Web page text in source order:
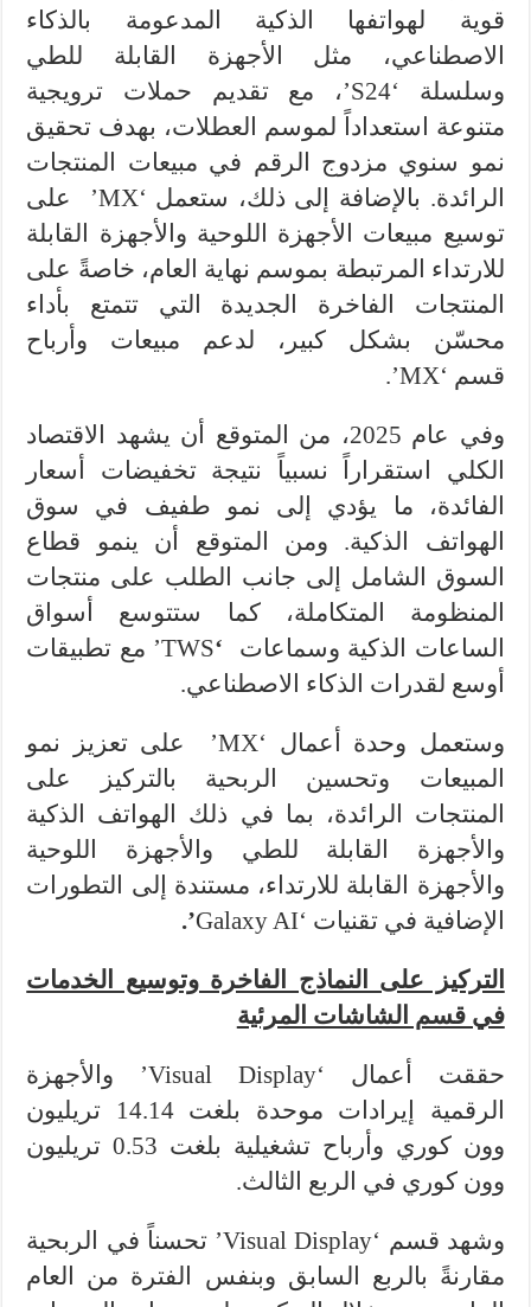
قوية لهواتفها الذكية المدعومة بالذكاء
الاصطناعي، مثل الأجهزة القابلة للطي
وسلسلة ‘S24’، مع تقديم حملات ترويجية
متنوعة استعداداً لموسم العطلات، بهدف تحقيق
نمو سنوي مزدوج الرقم في مبيعات المنتجات
الرائدة. بالإضافة إلى ذلك، ستعمل ‘MX’ على
توسيع مبيعات الأجهزة اللوحية والأجهزة القابلة
للارتداء المرتبطة بموسم نهاية العام، خاصةً على
المنتجات الفاخرة الجديدة التي تتمتع بأداء
محسّن بشكل كبير، لدعم مبيعات وأرباح
قسم ‘MX’.
وفي عام 2025، من المتوقع أن يشهد الاقتصاد
الكلي استقراراً نسبياً نتيجة تخفيضات أسعار
الفائدة، ما يؤدي إلى نمو طفيف في سوق
الهواتف الذكية. ومن المتوقع أن ينمو قطاع
السوق الشامل إلى جانب الطلب على منتجات
المنظومة المتكاملة، كما ستتوسع أسواق
الساعات الذكية وسماعات ‘
TWS’ مع تطبيقات
أوسع لقدرات الذكاء الاصطناعي.
وستعمل وحدة أعمال ‘MX’
على تعزيز نمو
المبيعات وتحسين الربحية بالتركيز على
المنتجات الرائدة، بما في ذلك الهواتف الذكية
والأجهزة القابلة للطي والأجهزة اللوحية
والأجهزة القابلة للارتداء، مستندة إلى التطورات
الإضافية في تقنيات ‘Galaxy AI
’
.
التركيز على النماذج الفاخرة وتوسيع الخدمات
في قسم الشاشات المرئية
حققت أعمال ‘Visual Display’ والأجهزة
الرقمية إيرادات موحدة بلغت 14.14 تريليون
وون كوري وأرباح تشغيلية بلغت 0.53 تريليون
وون كوري في الربع الثالث.
وشهد قسم ‘Visual Display’
تحسناً في الربحية
مقارنةً بالربع السابق وبنفس الفترة من العام